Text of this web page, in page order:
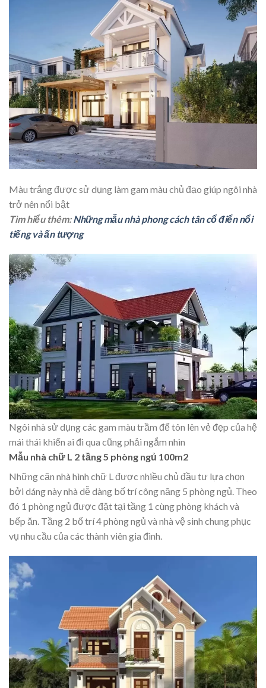
Màu trắng được sử dụng làm gam màu chủ đạo giúp ngôi nhà
trở nên nổi bật
Tìm hiểu thêm:Những mẫu nhà phong cách tân cổ điển nổi
tiếng và ấn tượng
Ngôi nhà sử dụng các gam màu trầm để tôn lên vẻ đẹp của hệ
mái thái khiến ai đi qua cũng phải ngắm nhìn
Mẫu nhà chữ L 2 tầng 5 phòng ngủ 100m2
Những căn nhà hình chữ L được nhiều chủ đầu tư lựa chọn
bởi dáng này nhà dễ dàng bố trí công năng 5 phòng ngủ. Theo
đó 1 phòng ngủ được đặt tại tầng 1 cùng phòng khách và
bếp ăn. Tầng 2 bố trí 4 phòng ngủ và nhà vệ sinh chung phục
vụ nhu cầu của các thành viên gia đình.